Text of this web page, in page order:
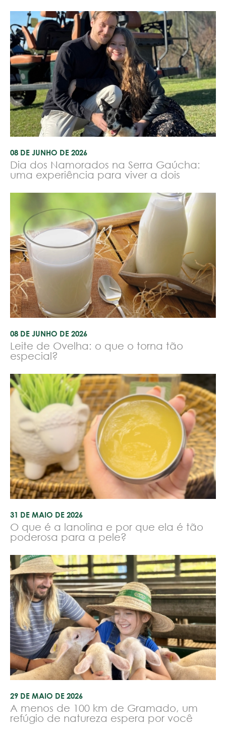
08 DE JUNHO DE 2026
Dia dos Namorados na Serra Gaúcha:
uma experiência para viver a dois
08 DE JUNHO DE 2026
Leite de Ovelha: o que o torna tão
especial?
31 DE MAIO DE 2026
O que é a lanolina e por que ela é tão
poderosa para a pele?
29 DE MAIO DE 2026
A menos de 100 km de Gramado, um
refúgio de natureza espera por você